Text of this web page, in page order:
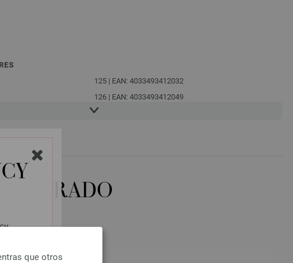
que otros
125 | EAN: 4033493412032
126 | EAN: 4033493412049